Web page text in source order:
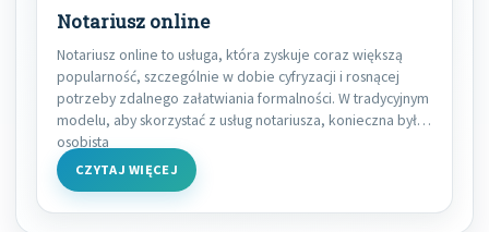
Notariusz online
Notariusz online to usługa, która zyskuje coraz większą
popularność, szczególnie w dobie cyfryzacji i rosnącej
potrzeby zdalnego załatwiania formalności. W tradycyjnym
modelu, aby skorzystać z usług notariusza, konieczna była
osobista
CZYTAJ WIĘCEJ